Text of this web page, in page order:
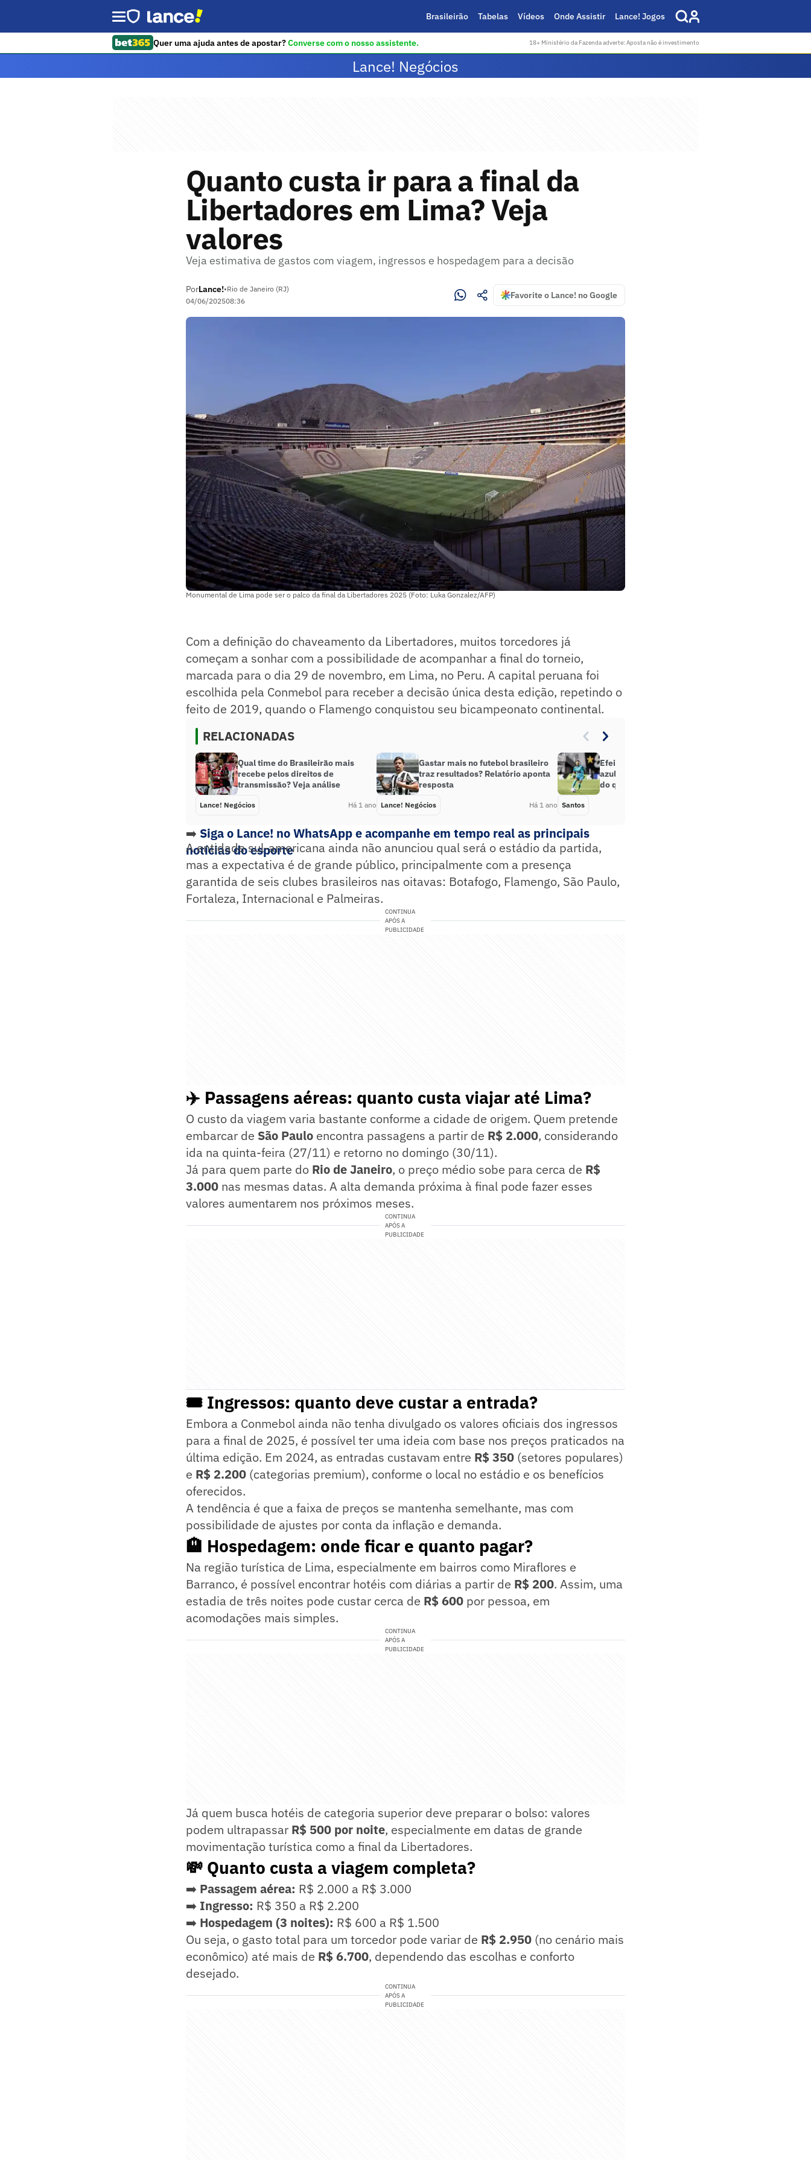
Brasileirão Tabelas Vídeos Onde Assistir Lance! Jogos
Quer uma ajuda antes de apostar?Converse com o nosso assistente. 18+ Ministério da Fazenda adverte: Aposta não é investimento
Lance! Negócios
Quanto custa ir para a final da
Libertadores em Lima? Veja
valores
Veja estimativa de gastos com viagem, ingressos e hospedagem para a decisão
PorLance!•Rio de Janeiro (RJ)
04/06/202508:36
Favorite o Lance! no Google
Monumental de Lima pode ser o palco da final da Libertadores 2025 (Foto: Luka Gonzalez/AFP)
Com a definição do chaveamento da Libertadores, muitos torcedores já
começam a sonhar com a possibilidade de acompanhar a final do torneio,
marcada para o dia 29 de novembro, em Lima, no Peru. A capital peruana foi
escolhida pela Conmebol para receber a decisão única desta edição, repetindo o
feito de 2019, quando o Flamengo conquistou seu bicampeonato continental.
RELACIONADAS
Qual time do Brasileirão mais
recebe pelos direitos de
transmissão? Veja análise
Lance! Negócios Há 1 ano
Gastar mais no futebol brasileiro
traz resultados? Relatório aponta
resposta
Lance! Negócios Há 1 ano
Efeito Neymar: venda de camisa
azul do Santos fatura 70% a mais
do que modelo tradicional
Santos
➡️ Siga o Lance! no WhatsApp e acompanhe em tempo real as principais
notícias do esporte
A entidade sul-americana ainda não anunciou qual será o estádio da partida,
mas a expectativa é de grande público, principalmente com a presença
garantida de seis clubes brasileiros nas oitavas: Botafogo, Flamengo, São Paulo,
Fortaleza, Internacional e Palmeiras.
CONTINUA
APÓS A
PUBLICIDADE
✈️ Passagens aéreas: quanto custa viajar até Lima?
O custo da viagem varia bastante conforme a cidade de origem. Quem pretende
embarcar de São Paulo encontra passagens a partir de R$ 2.000, considerando
ida na quinta-feira (27/11) e retorno no domingo (30/11).
Já para quem parte do Rio de Janeiro, o preço médio sobe para cerca de R$
3.000 nas mesmas datas. A alta demanda próxima à final pode fazer esses
valores aumentarem nos próximos meses.
CONTINUA
APÓS A
PUBLICIDADE
🎟️ Ingressos: quanto deve custar a entrada?
Embora a Conmebol ainda não tenha divulgado os valores oficiais dos ingressos
para a final de 2025, é possível ter uma ideia com base nos preços praticados na
última edição. Em 2024, as entradas custavam entre R$ 350 (setores populares)
e R$ 2.200 (categorias premium), conforme o local no estádio e os benefícios
oferecidos.
A tendência é que a faixa de preços se mantenha semelhante, mas com
possibilidade de ajustes por conta da inflação e demanda.
🏨 Hospedagem: onde ficar e quanto pagar?
Na região turística de Lima, especialmente em bairros como Miraflores e
Barranco, é possível encontrar hotéis com diárias a partir de R$ 200. Assim, uma
estadia de três noites pode custar cerca de R$ 600 por pessoa, em
acomodações mais simples.
CONTINUA
APÓS A
PUBLICIDADE
Já quem busca hotéis de categoria superior deve preparar o bolso: valores
podem ultrapassar R$ 500 por noite, especialmente em datas de grande
movimentação turística como a final da Libertadores.
💸 Quanto custa a viagem completa?
➡️ Passagem aérea: R$ 2.000 a R$ 3.000
➡️ Ingresso: R$ 350 a R$ 2.200
➡️ Hospedagem (3 noites): R$ 600 a R$ 1.500
Ou seja, o gasto total para um torcedor pode variar de R$ 2.950 (no cenário mais
econômico) até mais de R$ 6.700, dependendo das escolhas e conforto
desejado.
CONTINUA
APÓS A
PUBLICIDADE